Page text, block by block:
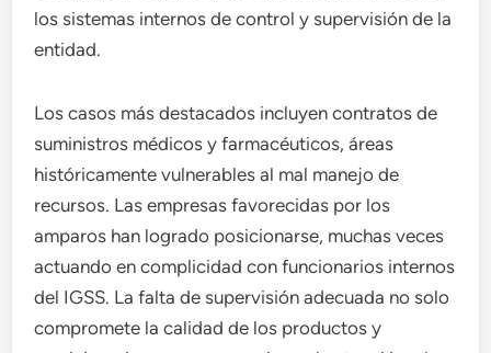
los sistemas internos de control y supervisión de la
entidad.
Los casos más destacados incluyen contratos de
suministros médicos y farmacéuticos, áreas
históricamente vulnerables al mal manejo de
recursos. Las empresas favorecidas por los
amparos han logrado posicionarse, muchas veces
actuando en complicidad con funcionarios internos
del IGSS. La falta de supervisión adecuada no solo
compromete la calidad de los productos y